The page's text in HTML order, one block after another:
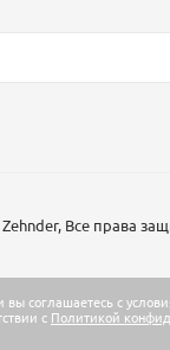
вы соглашаетесь с
с Политикой
Все права